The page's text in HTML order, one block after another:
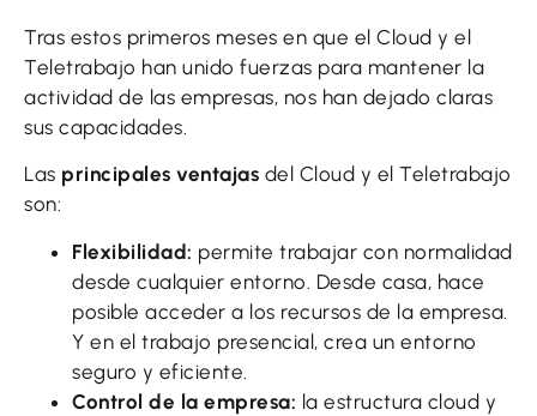
Tras estos primeros meses en que el Cloud y el
Teletrabajo han unido fuerzas para mantener la
actividad de las empresas, nos han dejado claras
sus capacidades.
Las principales ventajas del Cloud y el Teletrabajo
son:
Flexibilidad: permite trabajar con normalidad
desde cualquier entorno. Desde casa, hace
posible acceder a los recursos de la empresa.
Y en el trabajo presencial, crea un entorno
seguro y eficiente.
Control de la empresa: la estructura cloud y